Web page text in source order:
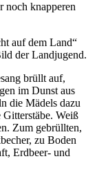
noch knapperen
auf dem Land“
der Landjugend.
brüllt auf,
im Dunst aus
die Mädels dazu
Weiß
Zum gebrüllten,
zu Boden
Erdbeer- und